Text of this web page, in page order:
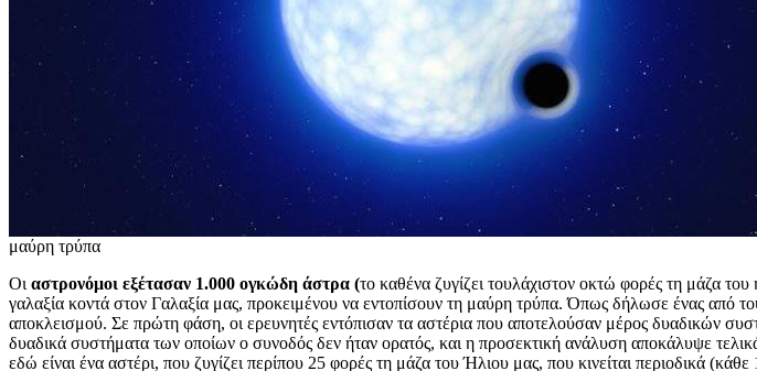
μαύρη τρύπα
Οι αστρονόμοι εξέτασαν 1.000 ογκώδη άστρα (το καθένα ζυγίζει τουλάχιστον οκτώ φορές τη μάζα
γαλαξία κοντά στον Γαλαξία μας, προκειμένου να εντοπίσουν τη μαύρη τρύπα. Όπως δήλωσε ένας από
αποκλεισμού. Σε πρώτη φάση, οι ερευνητές εντόπισαν τα αστέρια που αποτελούσαν μέρος δυαδικών
δυαδικά συστήματα των οποίων ο συνοδός δεν ήταν ορατός, και η προσεκτική ανάλυση αποκάλυψε
εδώ είναι ένα αστέρι, που ζυγίζει περίπου 25 φορές τη μάζα του Ήλιου μας, που κινείται περιοδικά